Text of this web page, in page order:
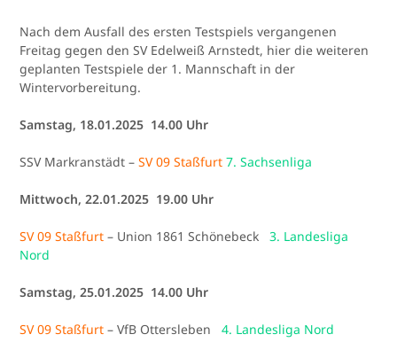
Nach dem Ausfall des ersten Testspiels vergangenen
Freitag gegen den SV Edelweiß Arnstedt, hier die weiteren
geplanten Testspiele der 1. Mannschaft in der
Wintervorbereitung.
Samstag, 18.01.2025 14.00 Uhr
SSV Markranstädt –SV 09 Staßfurt 7. Sachsenliga
Mittwoch, 22.01.2025 19.00 Uhr
SV 09 Staßfurt – Union 1861 Schönebeck3. Landesliga
Nord
Samstag, 25.01.2025 14.00 Uhr
SV 09 Staßfurt – VfB Ottersleben4. Landesliga Nord